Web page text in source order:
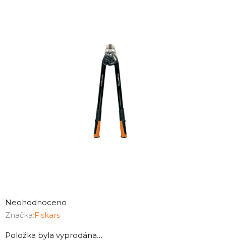
hodnocení
produktu
0,0
Neohodnoceno
Značka:Fiskars
Položka byla vyprodána…